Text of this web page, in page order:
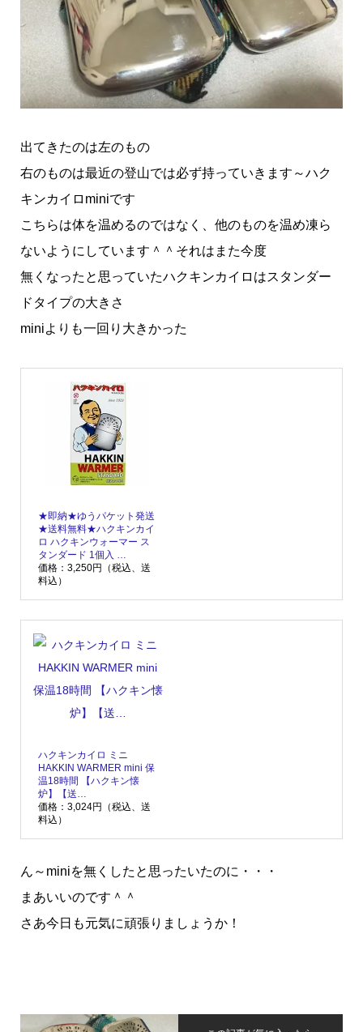
出てきたのは左のもの
右のものは最近の登山では必ず持っていきます～ハク
キンカイロminiです
こちらは体を温めるのではなく、他のものを温め凍ら
ないようにしています＾＾それはまた今度
無くなったと思っていたハクキンカイロはスタンダー
ドタイプの大きさ
miniよりも一回り大きかった
★即納★ゆうパケット発送
★送料無料★ハクキンカイ
ロ ハクキンウォーマー ス
タンダード 1個入 …
価格：3,250円（税込、送
料込）
ハクキンカイロ ミニ
HAKKIN WARMER mini 保
温18時間 【ハクキン懐
炉】【送…
価格：3,024円（税込、送
料込）
ん～miniを無くしたと思ったいたのに・・・
まあいいのです＾＾
さあ今日も元気に頑張りましょうか！